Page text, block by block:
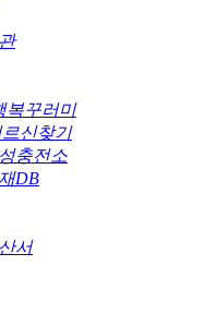
복꾸러미
신찾기
충전소
DB
서